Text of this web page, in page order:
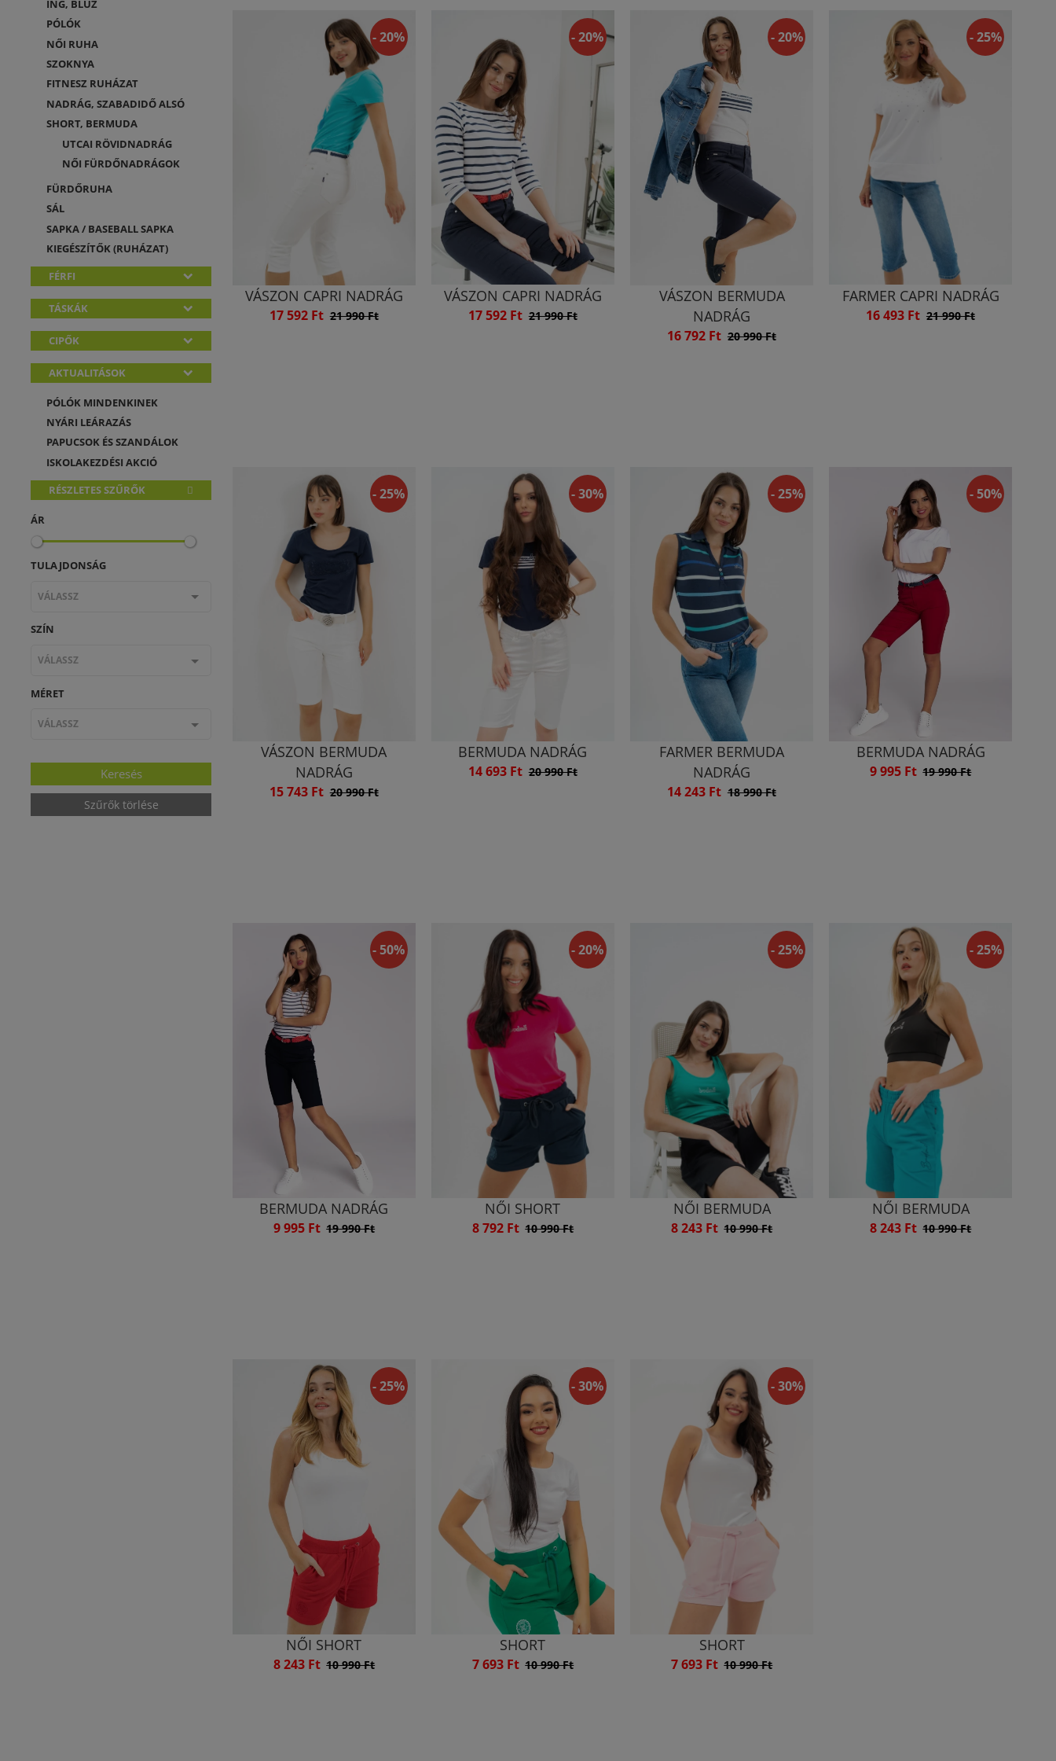
ING, BLÚZ
PÓLÓK
NŐI RUHA
SZOKNYA
FITNESZ RUHÁZAT
NADRÁG, SZABADIDŐ ALSÓ
SHORT, BERMUDA
UTCAI RÖVIDNADRÁG
NŐI FÜRDŐNADRÁGOK
FÜRDŐRUHA
SÁL
SAPKA / BASEBALL SAPKA
KIEGÉSZÍTŐK (RUHÁZAT)
FÉRFI
TÁSKÁK
CIPŐK
AKTUALITÁSOK
PÓLÓK MINDENKINEK
NYÁRI LEÁRAZÁS
PAPUCSOK ÉS SZANDÁLOK
ISKOLAKEZDÉSI AKCIÓ
RÉSZLETES SZŰRŐK
ÁR
TULAJDONSÁG
VÁLASSZ
SZÍN
VÁLASSZ
MÉRET
VÁLASSZ
Szűrők törlése
- 20%
VÁSZON CAPRI NADRÁG
17 592 Ft 21 990 Ft
- 20%
VÁSZON CAPRI NADRÁG
17 592 Ft 21 990 Ft
- 20%
VÁSZON BERMUDA
NADRÁG
16 792 Ft 20 990 Ft
- 25%
FARMER CAPRI NADRÁG
16 493 Ft 21 990 Ft
- 25%
VÁSZON BERMUDA
NADRÁG
15 743 Ft 20 990 Ft
- 30%
BERMUDA NADRÁG
14 693 Ft 20 990 Ft
- 25%
FARMER BERMUDA
NADRÁG
14 243 Ft 18 990 Ft
- 50%
BERMUDA NADRÁG
9 995 Ft 19 990 Ft
- 50%
BERMUDA NADRÁG
9 995 Ft 19 990 Ft
- 20%
NŐI SHORT
8 792 Ft 10 990 Ft
- 25%
NŐI BERMUDA
8 243 Ft 10 990 Ft
- 25%
NŐI BERMUDA
8 243 Ft 10 990 Ft
- 25%
NŐI SHORT
8 243 Ft 10 990 Ft
- 30%
SHORT
7 693 Ft 10 990 Ft
- 30%
SHORT
7 693 Ft 10 990 Ft